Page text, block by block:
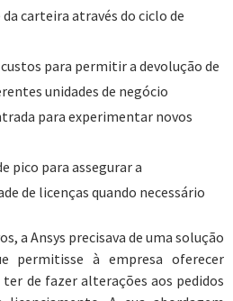
carteira através do ciclo de
para permitir a devolução de
unidades de negócio
para experimentar novos
pico para assegurar a
de licenças quando necessário
a Ansys precisava de uma solução
permitisse à empresa oferecer
de fazer alterações aos pedidos